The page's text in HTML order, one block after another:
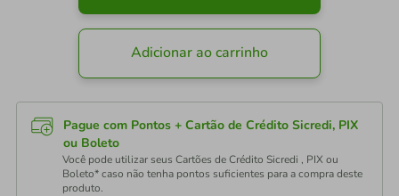
Adicionar ao carrinho
Pague com Pontos + Cartão de Crédito Sicredi, PIX
ou Boleto
Você pode utilizar seus Cartões de Crédito Sicredi , PIX ou
Boleto* caso não tenha pontos suficientes para a compra deste
produto.